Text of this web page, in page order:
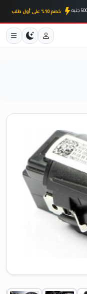
خصم 10% على أول طلب